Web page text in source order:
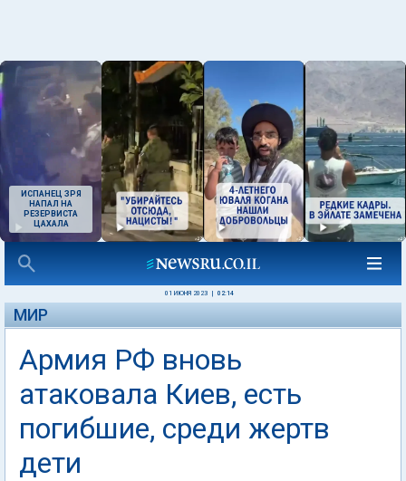
ИСПАНЕЦ ЗРЯ
НАПАЛ НА
РЕЗЕРВИСТА
ЦАХАЛА
01 ИЮНЯ 2023 02:14
МИР
Армия РФ вновь
атаковала Киев, есть
погибшие, среди жертв
дети